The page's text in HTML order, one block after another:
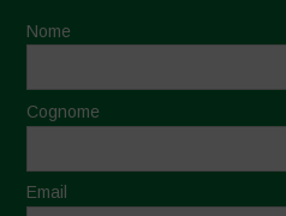
Nome
Cognome
Email